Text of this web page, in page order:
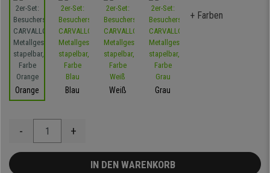
Orange Blau Weiß Grau
+ Farben
- +
IN DEN WARENKORB